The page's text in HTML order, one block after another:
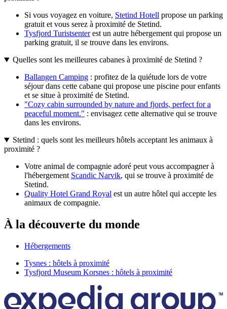
Si vous voyagez en voiture, Stetind Hotell propose un parking
gratuit et vous serez à proximité de Stetind.
Tysfjord Turistsenterest un autre hébergement qui propose un
parking gratuit, il se trouve dans les environs.
Quelles sont les meilleures cabanes à proximité de Stetind ?
Ballangen Camping : profitez de la quiétude lors de votre
séjour dans cette cabane qui propose une piscine pour enfants
et se situe à proximité de Stetind.
"Cozy cabin surrounded by nature and fjords, perfect for a
peaceful moment." : envisagez cette alternative qui se trouve
dans les environs.
Stetind : quels sont les meilleurs hôtels acceptant les animaux à
proximité ?
Votre animal de compagnie adoré peut vous accompagner à
l'hébergement Scandic Narvik, qui se trouve à proximité de
Stetind.
Quality Hotel Grand Royal est un autre hôtel qui accepte les
animaux de compagnie.
À la découverte du monde
Hébergements
Tysnes : hôtels à proximité
Tysfjord Museum Korsnes : hôtels à proximité